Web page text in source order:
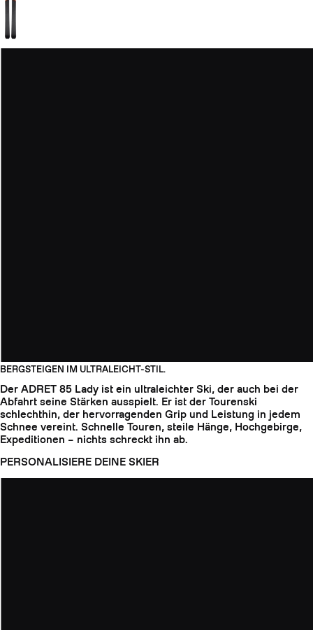
BERGSTEIGEN IM ULTRALEICHT-STIL.
Der ADRET 85 Lady ist ein ultraleichter Ski, der auch bei der
Abfahrt seine Stärken ausspielt. Er ist der Tourenski
schlechthin, der hervorragenden Grip und Leistung in jedem
Schnee vereint. Schnelle Touren, steile Hänge, Hochgebirge,
Expeditionen – nichts schreckt ihn ab.
PERSONALISIERE DEINE SKIER